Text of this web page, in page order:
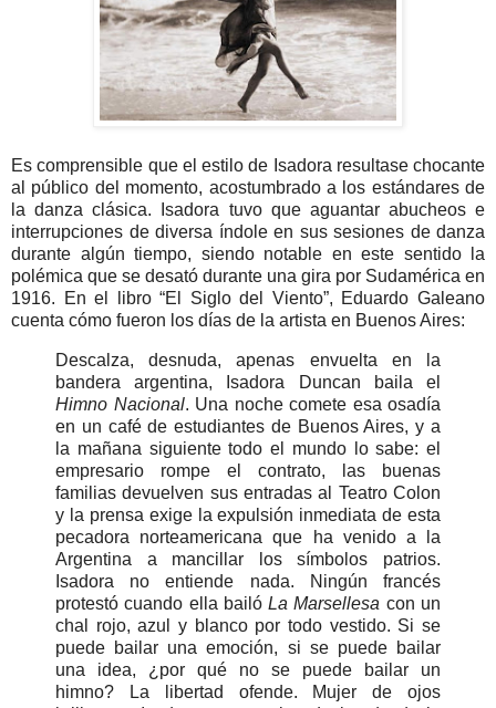
Es comprensible que el estilo de Isadora resultase chocante
al público del momento, acostumbrado a los estándares de
la danza clásica. Isadora tuvo que aguantar abucheos e
interrupciones de diversa índole en sus sesiones de danza
durante algún tiempo, siendo notable en este sentido la
polémica que se desató durante una gira por Sudamérica en
1916. En el libro “El Siglo del Viento”, Eduardo Galeano
cuenta cómo fueron los días de la artista en Buenos Aires:
Descalza, desnuda, apenas envuelta en la
bandera argentina, Isadora Duncan baila el
Himno Nacional. Una noche comete esa osadía
en un café de estudiantes de Buenos Aires, y a
la mañana siguiente todo el mundo lo sabe: el
empresario rompe el contrato, las buenas
familias devuelven sus entradas al Teatro Colon
y la prensa exige la expulsión inmediata de esta
pecadora norteamericana que ha venido a la
Argentina a mancillar los símbolos patrios.
Isadora no entiende nada. Ningún francés
protestó cuando ella bailóLa Marsellesa con un
chal rojo, azul y blanco por todo vestido. Si se
puede bailar una emoción, si se puede bailar
una idea, ¿por qué no se puede bailar un
himno? La libertad ofende. Mujer de ojos